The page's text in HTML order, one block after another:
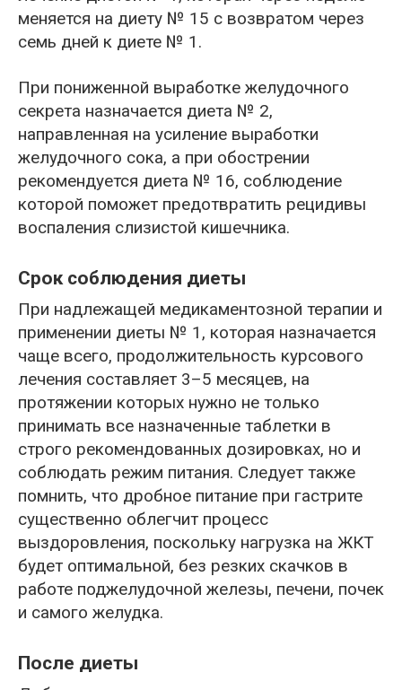
меняется на диету № 15 с возвратом через
семь дней к диете № 1.
При пониженной выработке желудочного
секрета назначается диета № 2,
направленная на усиление выработки
желудочного сока, а при обострении
рекомендуется диета № 16, соблюдение
которой поможет предотвратить рецидивы
воспаления слизистой кишечника.
Срок соблюдения диеты
При надлежащей медикаментозной терапии и
применении диеты № 1, которая назначается
чаще всего, продолжительность курсового
лечения составляет 3–5 месяцев, на
протяжении которых нужно не только
принимать все назначенные таблетки в
строго рекомендованных дозировках, но и
соблюдать режим питания. Следует также
помнить, что дробное питание при гастрите
существенно облегчит процесс
выздоровления, поскольку нагрузка на ЖКТ
будет оптимальной, без резких скачков в
работе поджелудочной железы, печени, почек
и самого желудка.
После диеты